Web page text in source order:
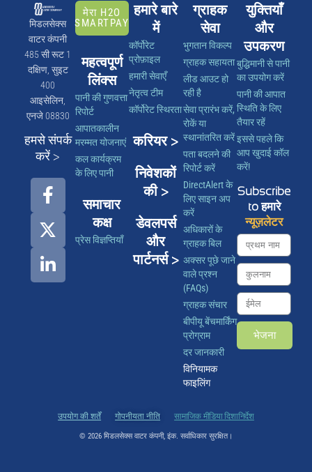
मिडलसेक्स
वाटर कंपनी
485 सी रूट 1
दक्षिण, सुइट
400
आइसेलिन,
एनजे 08830
हमसे संपर्क
करें >
मेरा H2O
SMARTPAY
महत्वपूर्ण
लिंक्स
पानी की गुणवत्ता
रिपोर्ट
आपातकालीन
मरम्मत योजनाएं
कल कार्यक्रम
के लिए पानी
समाचार
कक्ष
प्रेस विज्ञप्तियाँ
हमारे बारे
में
कॉर्पोरेट
प्रोफ़ाइल
हमारी सेवाएँ
नेतृत्व टीम
कॉर्पोरेट स्थिरता
करियर >
निवेशकों
की >
डेवलपर्स
और
पार्टनर्स >
ग्राहक
सेवा
भुगतान विकल्प
ग्राहक सहायता
लीड आउट हो
रही है
सेवा प्रारंभ करें,
रोकें या
स्थानांतरित करें
पता बदलने की
रिपोर्ट करें
DirectAlert के
लिए साइन अप
करें
अधिकारों के
ग्राहक बिल
अक्सर पूछे जाने
वाले प्रश्न
(FAQs)
ग्राहक संचार
बीपीयू बेंचमार्किंग
प्रोग्राम
दर जानकारी
विनियामक
फाइलिंग
युक्तियाँ
और
उपकरण
बुद्धिमानी से पानी
का उपयोग करें
पानी की आपात
स्थिति के लिए
तैयार रहें
इससे पहले कि
आप खुदाई कॉल
करें!
Subscribe
to हमारे
न्यूज़लेटर
भेजना
उपयोग की शर्तें गोपनीयता नीति सामाजिक मीडिया दिशानिर्देश
© 2026 मिडलसेक्स वाटर कंपनी, इंक. सर्वाधिकार सुरक्षित।